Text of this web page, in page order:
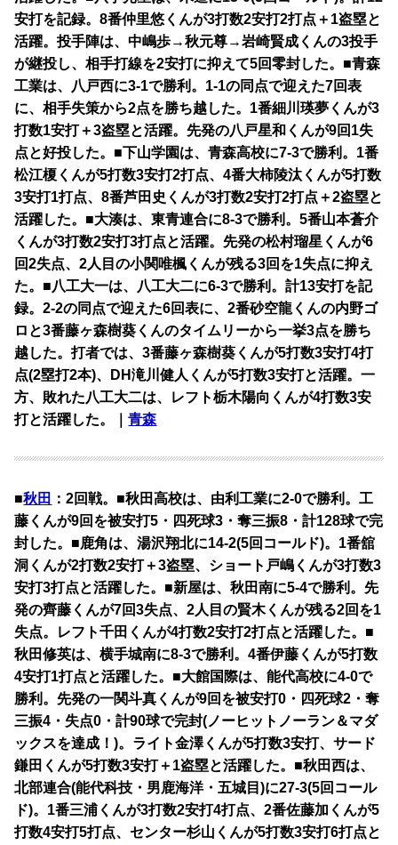
安打を記録。8番仲里悠くんが3打数2安打2打点＋1盗塁と
活躍。投手陣は、中嶋歩→秋元尊→岩崎賢成くんの3投手
が継投し、相手打線を2安打に抑えて5回零封した。■青森
工業は、八戸西に3-1で勝利。1-1の同点で迎えた7回表
に、相手失策から2点を勝ち越した。1番細川瑛夢くんが3
打数1安打＋3盗塁と活躍。先発の八戸星和くんが9回1失
点と好投した。■下山学園は、青森高校に7-3で勝利。1番
松江榎くんが5打数3安打2打点、4番大柿陵汰くんが5打数
3安打1打点、8番芦田史くんが3打数2安打2打点＋2盗塁と
活躍した。■大湊は、東青連合に8-3で勝利。5番山本蒼介
くんが3打数2安打3打点と活躍。先発の松村瑠星くんが6
回2失点、2人目の小関唯楓くんが残る3回を1失点に抑え
た。■八工大一は、八工大二に6-3で勝利。計13安打を記
録。2-2の同点で迎えた6回表に、2番砂空龍くんの内野ゴ
ロと3番藤ヶ森樹葵くんのタイムリーから一挙3点を勝ち
越した。打者では、3番藤ヶ森樹葵くんが5打数3安打4打
点(2塁打2本)、DH滝川健人くんが5打数3安打と活躍。一
方、敗れた八工大二は、レフト栃木陽向くんが4打数3安
打と活躍した。｜青森
■秋田 ：2回戦。■秋田高校は、由利工業に2-0で勝利。工
藤くんが9回を被安打5・四死球3・奪三振8・計128球で完
封した。■鹿角は、湯沢翔北に14-2(5回コールド)。1番舘
洞くんが2打数2安打＋3盗塁、ショート戸嶋くんが3打数3
安打3打点と活躍した。■新屋は、秋田南に5-4で勝利。先
発の齊藤くんが7回3失点、2人目の賢木くんが残る2回を1
失点。レフト千田くんが4打数2安打2打点と活躍した。■
秋田修英は、横手城南に8-3で勝利。4番伊藤くんが5打数
4安打1打点と活躍した。■大館国際は、能代高校に4-0で
勝利。先発の一関斗真くんが9回を被安打0・四死球2・奪
三振4・失点0・計90球で完封(ノーヒットノーラン＆マダ
ックスを達成！)。ライト金澤くんが5打数3安打、サード
鎌田くんが5打数3安打＋1盗塁と活躍した。■秋田西は、
北部連合(能代科技・男鹿海洋・五城目)に27-3(5回コール
ド)。1番三浦くんが3打数2安打4打点、2番佐藤加くんが5
打数4安打5打点、センター杉山くんが5打数3安打6打点と